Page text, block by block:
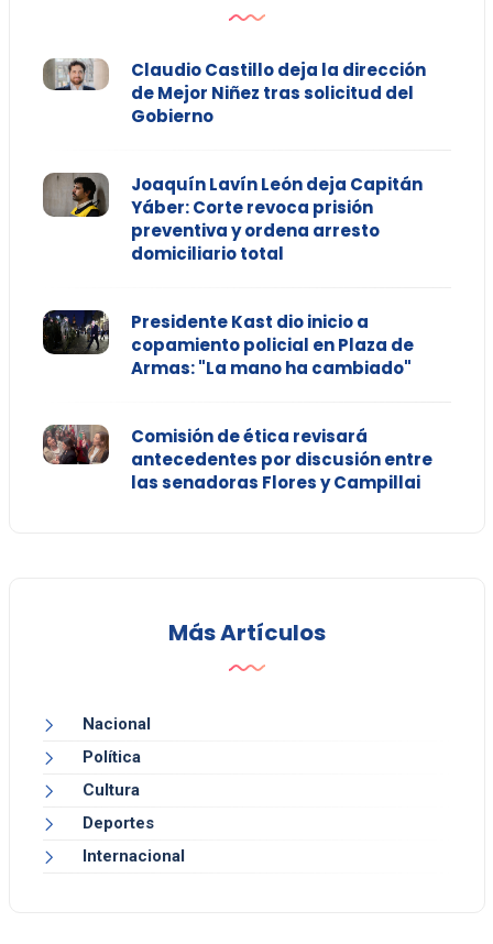
Claudio Castillo deja la dirección
de Mejor Niñez tras solicitud del
Gobierno
Joaquín Lavín León deja Capitán
Yáber: Corte revoca prisión
preventiva y ordena arresto
domiciliario total
Presidente Kast dio inicio a
copamiento policial en Plaza de
Armas: "La mano ha cambiado"
Comisión de ética revisará
antecedentes por discusión entre
las senadoras Flores y Campillai
Más Artículos
Nacional
Política
Cultura
Deportes
Internacional